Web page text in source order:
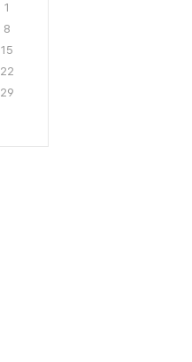
1
8
15
22
29